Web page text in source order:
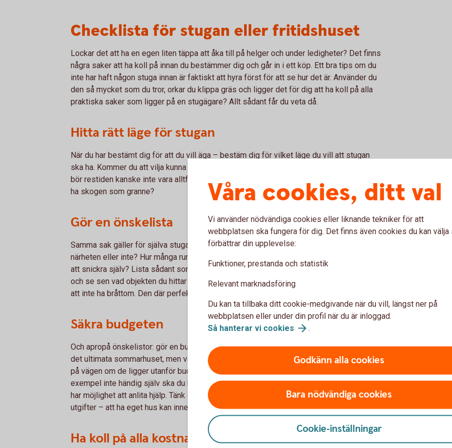
Checklista för stugan eller fritidshuset
Lockar det att ha en egen liten täppa att åka till på helger och under ledigheter? Det finns
några saker att ha koll på innan du bestämmer dig och går in i ett köp. Ett bra tips om du
inte har haft någon stuga innan är faktiskt att hyra först för att se hur det är. Använder du
den så mycket som du tror, orkar du klippa gräs och ligger det för dig att ha koll på alla
praktiska saker som ligger på en stugägare? Allt sådant får du veta då.
Hitta rätt läge för stugan
När du har bestämt dig för att du vill äga – bestäm dig för vilket läge du vill att stugan
ska ha. Kommer du att vilja kunna åka dit på fredagen efter jobbet och hem på söndagen
bör restiden kanske inte vara alltför lång. Är drömmen att ha närhet till vattnet eller vill du
ha skogen som granne?
Gör en önskelista
Samma sak gäller för själva stugan sen. Vill du ha en stor tomt eller en liten? Grannar i
närheten eller inte? Hur många rum? Ska huset vara i ordning eller går du igång på tanken
att snickra själv? Lista sådant som är viktigt för dig och som du helst inte vill tumma på
och se sen vad objekten du hittar bockar för. Även om det knoppas för fullt ute så försök
att inte ha bråttom. Den där perfekta stugan finns, men kanske inte precis just nu.
Säkra budgeten
Och apropå önskelistor: gör en budget! Vad har du råd med? Det är lätt att drömma om
det ultimata sommarhuset, men vad kostar det? Här får kanske några drömpunkter ryka
på vägen om de ligger utanför budget, men se till att du tummar på rätt saker. Är du till
exempel inte händig själv ska du kanske inte ta på dig ett renoveringsobjekt om du inte
har möjlighet att anlita hjälp. Tänk också på att räkna med en buffert för oförutsedda
utgifter – att ha eget hus kan innebära kostnader du inte kan förutspå.
Ha koll på alla kostnader
Våra cookies, ditt val
Vi använder nödvändiga cookies eller liknande tekniker för att
webbplatsen ska fungera för dig. Det finns även cookies du kan välja
förbättrar din upplevelse:
Funktioner, prestanda och statistik
Relevant marknadsföring
Du kan ta tillbaka ditt cookie-medgivande när du vill, längst ner på
webbplatsen eller under din profil när du är inloggad.
Så hanterar vi cookies .
Godkänn alla cookies
Bara nödvändiga cookies
Cookie-inställningar